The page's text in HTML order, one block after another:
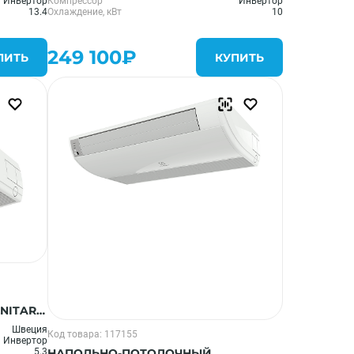
13.4Охлаждение, кВт
10
249 100₽ КУПИТЬ
Швеция
Инвертор
5.3
Код товара: 117155